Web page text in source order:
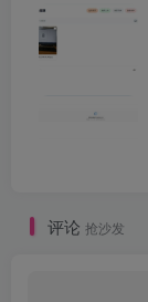
评论 抢沙发